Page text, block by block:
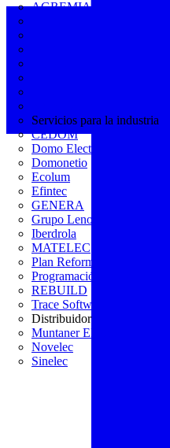
AGREMIA
Servicios para la industria
CEDOM
Domo Electra
Domonetio
Ecolum
Efintec
GENERA
Grupo Lenor
Iberdrola
MATELEC
Plan Reforma
Programación Integral
REBUILD
Trace Software
Distribuidor
Muntaner Electro
Novelec
Sinelec